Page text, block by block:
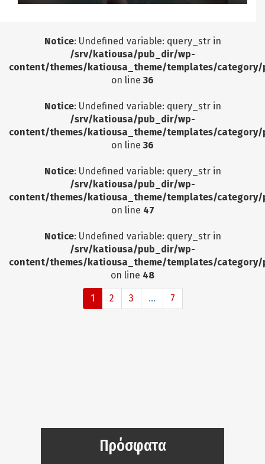
Notice: Undefined variable: query_str in
/srv/katiousa/pub_dir/wp-
content/themes/katiousa_theme/templates/
on line 36
Notice: Undefined variable: query_str in
/srv/katiousa/pub_dir/wp-
content/themes/katiousa_theme/templates/
on line 36
Notice: Undefined variable: query_str in
/srv/katiousa/pub_dir/wp-
content/themes/katiousa_theme/templates/
on line 47
Notice: Undefined variable: query_str in
/srv/katiousa/pub_dir/wp-
content/themes/katiousa_theme/templates/
on line 48
1 2 3 ... 7
Πρόσφατα